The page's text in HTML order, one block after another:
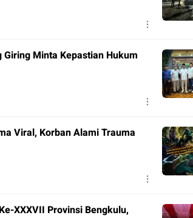
Minta Kepastian Hukum
Viral, Korban Alami Trauma
XXXVII Provinsi Bengkulu,